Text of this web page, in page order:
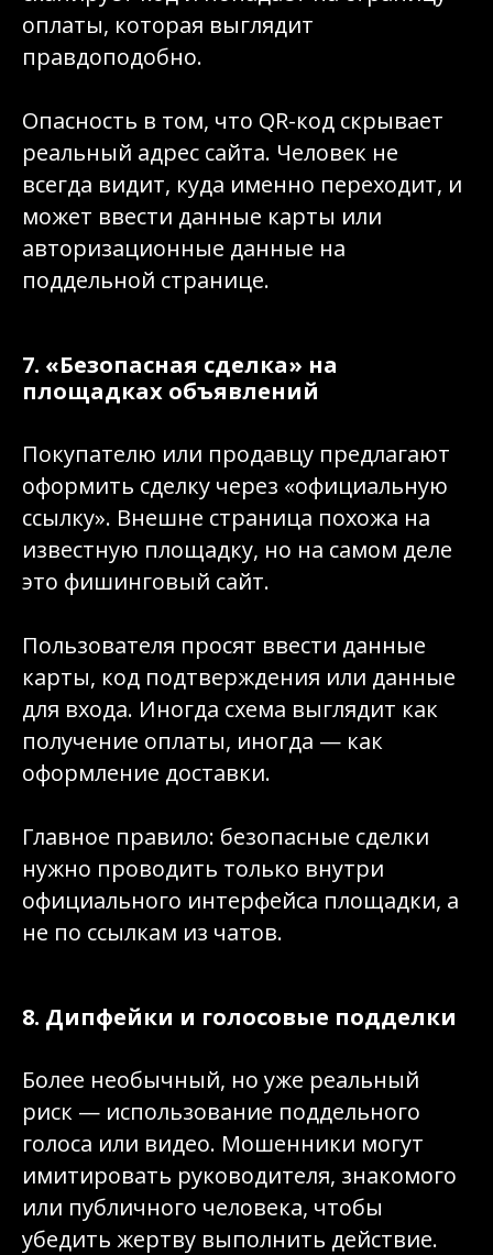
оплаты, которая выглядит
правдоподобно.
Опасность в том, что QR-код скрывает
реальный адрес сайта. Человек не
всегда видит, куда именно переходит, и
может ввести данные карты или
авторизационные данные на
поддельной странице.
7. «Безопасная сделка» на
площадках объявлений
Покупателю или продавцу предлагают
оформить сделку через «официальную
ссылку». Внешне страница похожа на
известную площадку, но на самом деле
это фишинговый сайт.
Пользователя просят ввести данные
карты, код подтверждения или данные
для входа. Иногда схема выглядит как
получение оплаты, иногда — как
оформление доставки.
Главное правило: безопасные сделки
нужно проводить только внутри
официального интерфейса площадки, а
не по ссылкам из чатов.
8. Дипфейки и голосовые подделки
Более необычный, но уже реальный
риск — использование поддельного
голоса или видео. Мошенники могут
имитировать руководителя, знакомого
или публичного человека, чтобы
убедить жертву выполнить действие.